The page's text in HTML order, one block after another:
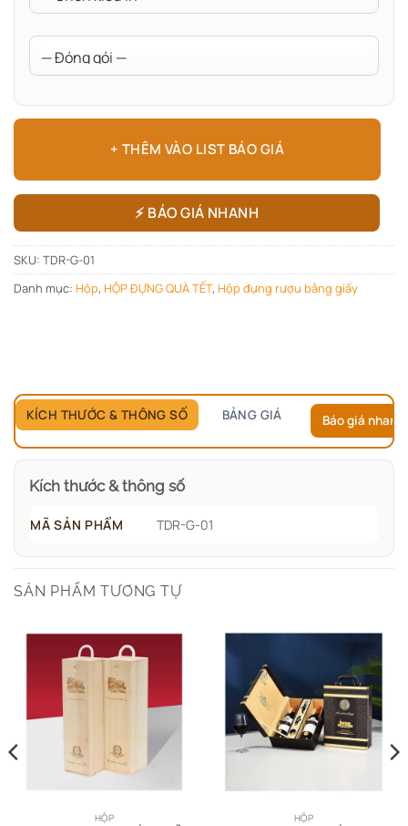
+ THÊM VÀO LIST BÁO GIÁ
⚡ BÁO GIÁ NHANH
SKU: TDR-G-01
Danh mục: Hộp, HỘP ĐỰNG QUÀ TẾT, Hộp đựng rượu bằng giấy
KÍCH THƯỚC & THÔNG SỐ BẢNG GIÁ Báo giá
Kích thước & thông số
MÃ SẢN PHẨM TDR-G-01
SẢN PHẨM TƯƠNG TỰ
HỘP HỘP